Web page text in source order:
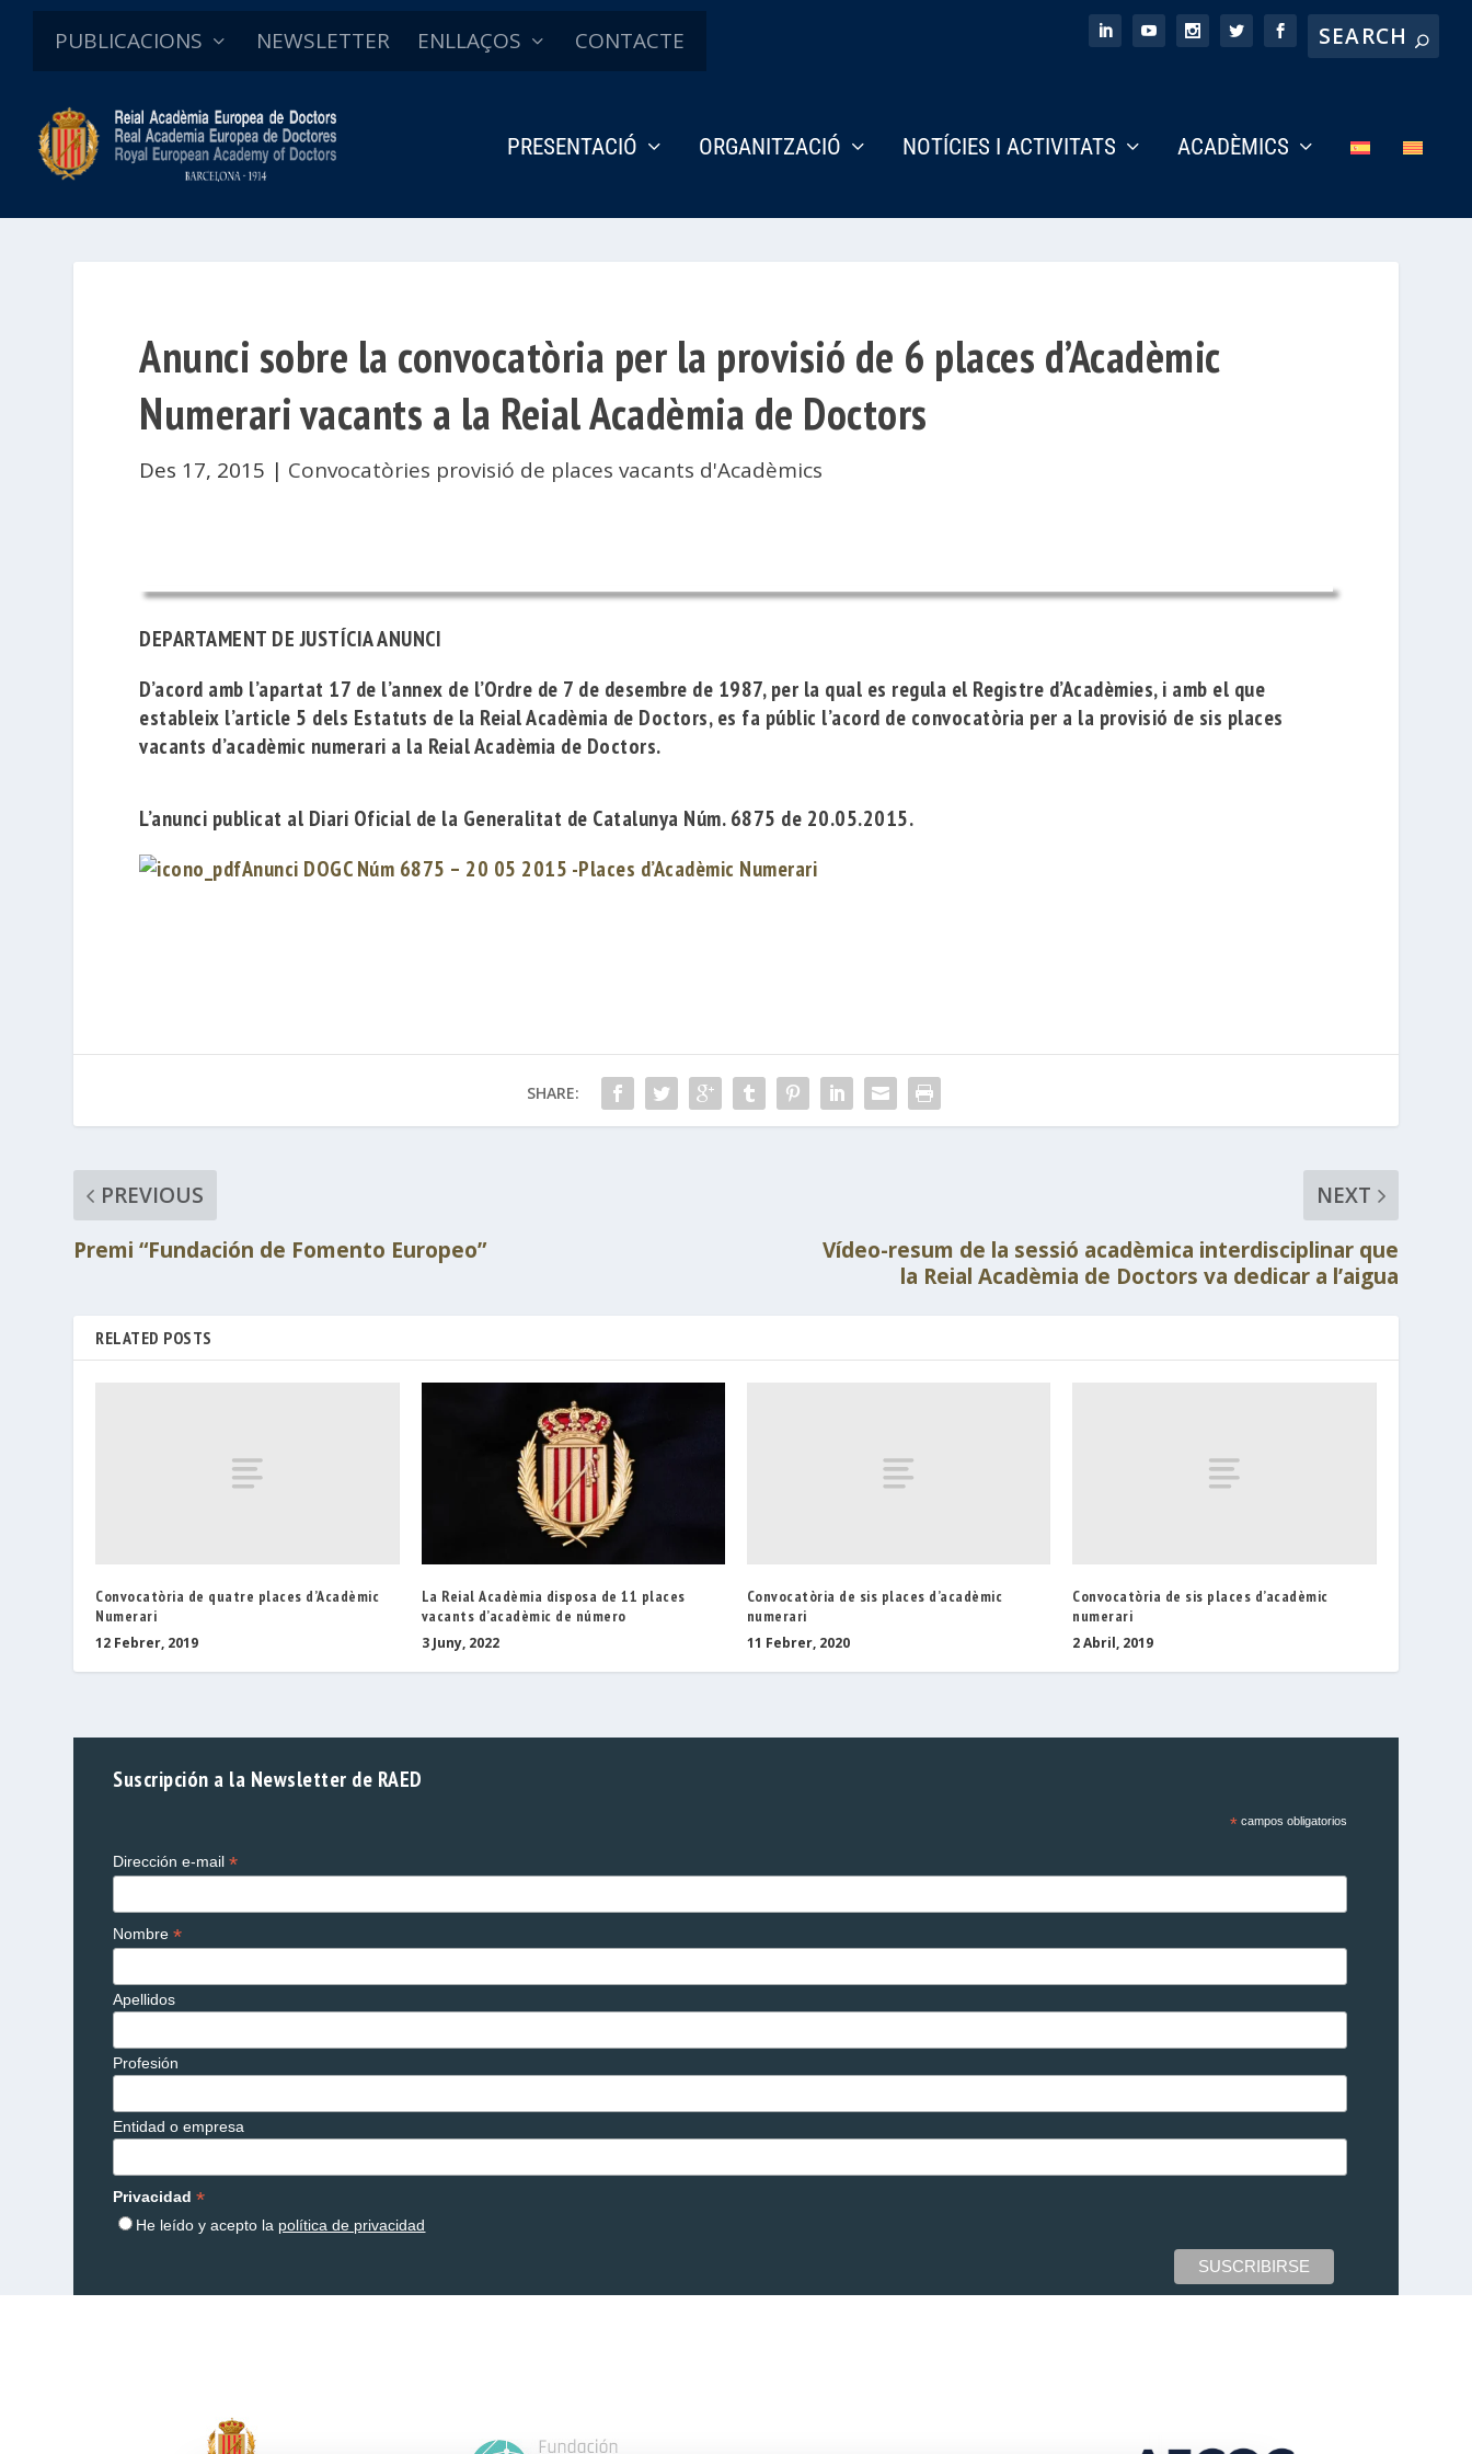
PUBLICACIONS NEWSLETTER ENLLAÇOS CONTACTE
PRESENTACIÓ ORGANITZACIÓ NOTÍCIES I ACTIVITATS ACADÈMICS
Anunci sobre la convocatòria per la provisió de 6 places d’Acadèmic
Numerari vacants a la Reial Acadèmia de Doctors
Des 17, 2015 | Convocatòries provisió de places vacants d'Acadèmics
DEPARTAMENT DE JUSTÍCIA ANUNCI
D’acord amb l’apartat 17 de l’annex de l’Ordre de 7 de desembre de 1987, per la qual es regula el Registre d’Acadèmies, i amb el que
estableix l’article 5 dels Estatuts de la Reial Acadèmia de Doctors, es fa públic l’acord de convocatòria per a la provisió de sis places
vacants d’acadèmic numerari a la Reial Acadèmia de Doctors.
L’anunci publicat al Diari Oficial de la Generalitat de Catalunya Núm. 6875 de 20.05.2015.
Anunci DOGC Núm 6875 – 20 05 2015 -Places d’Acadèmic Numerari
SHARE:
PREVIOUS
Premi “Fundación de Fomento Europeo”
NEXT
Vídeo-resum de la sessió acadèmica interdisciplinar que
la Reial Acadèmia de Doctors va dedicar a l’aigua
RELATED POSTS
Convocatòria de quatre places d’Acadèmic
Numerari
12 Febrer, 2019
La Reial Acadèmia disposa de 11 places
vacants d’acadèmic de número
3 Juny, 2022
Convocatòria de sis places d’acadèmic
numerari
11 Febrer, 2020
Convocatòria de sis places d’acadèmic
numerari
2 Abril, 2019
Suscripción a la Newsletter de RAED
*campos obligatorios
Dirección e-mail*
Nombre*
Apellidos
Profesión
Entidad o empresa
Privacidad*
He leído y acepto la política de privacidad